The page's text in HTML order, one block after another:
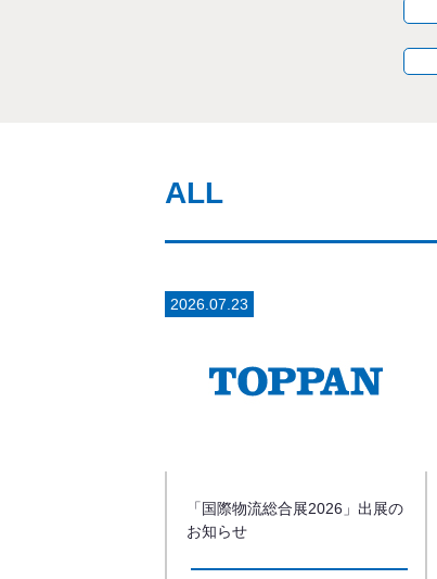
ALL
2026.07.23
「国際物流総合展2026」出展の
お知らせ